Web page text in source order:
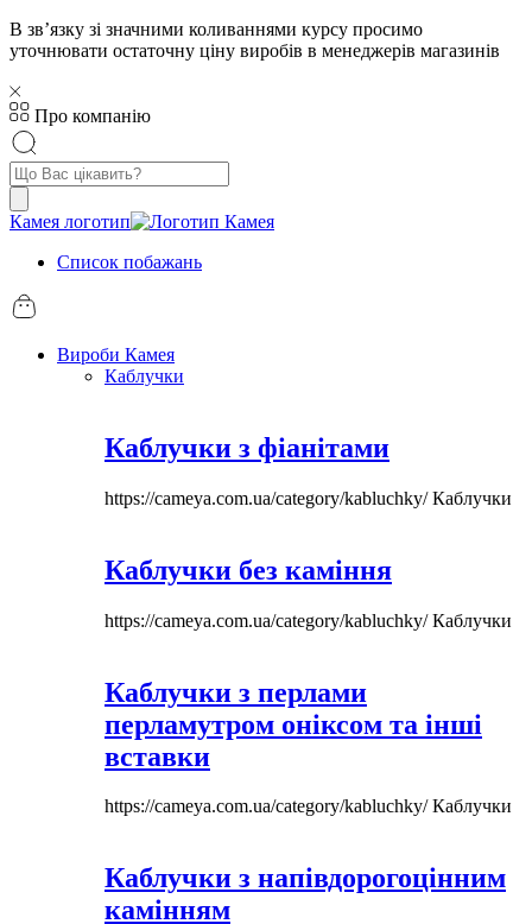
В звʼязку зі значними коливаннями курсу просимо
уточнювати остаточну ціну виробів в менеджерів магазинів
Про компанію
Пошук
товарів
Камея логотип
Список побажань
Вироби Камея
Каблучки
Каблучки з фіанітами
https://cameya.com.ua/category/kabluchky/Каблучки
Каблучки без каміння
https://cameya.com.ua/category/kabluchky/Каблучки
Каблучки з перлами
перламутром оніксом та інші
вставки
https://cameya.com.ua/category/kabluchky/Каблучки
Каблучки з напівдорогоцінним
камінням